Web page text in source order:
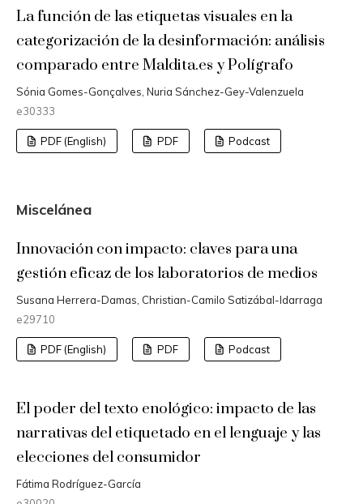
La función de las etiquetas visuales en la
categorización de la desinformación: análisis
comparado entre Maldita.es y Polígrafo
Sónia Gomes-Gonçalves, Nuria Sánchez-Gey-Valenzuela
e30333
PDF (English) PDF Podcast
Miscelánea
Innovación con impacto: claves para una
gestión eficaz de los laboratorios de medios
Susana Herrera-Damas, Christian-Camilo Satizábal-Idarraga
e29710
PDF (English) PDF Podcast
El poder del texto enológico: impacto de las
narrativas del etiquetado en el lenguaje y las
elecciones del consumidor
Fátima Rodríguez-García